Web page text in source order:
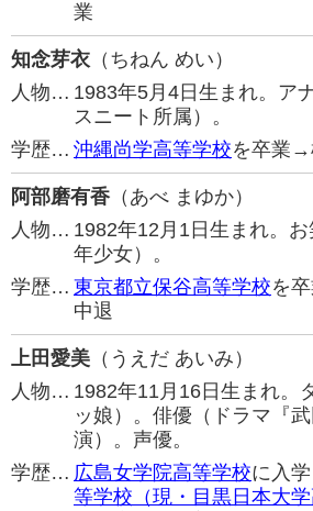
業
知念芽衣 （ちねん めい）
人物… 1983年5月4日生まれ。ア
スニート所属）。
学歴… 沖縄尚学高等学校を卒業→
阿部磨有香 （あべ まゆか）
人物… 1982年12月1日生まれ。
年少女）。
学歴… 東京都立保谷高等学校を
中退
上田愛美 （うえだ あいみ）
人物… 1982年11月16日生まれ。
ッ娘）。俳優（ドラマ『
演）。声優。
学歴… 広島女学院高等学校に入
等学校（現・目黒日本大学